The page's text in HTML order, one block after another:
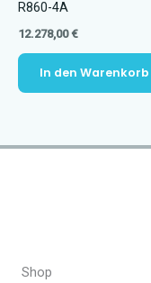
R860-4A
12.278,00€
In den Warenkorb
Shop